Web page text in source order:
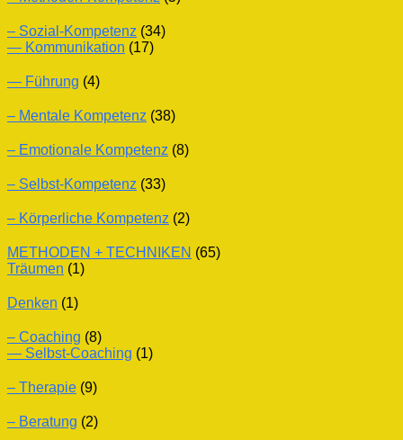
– Sozial-Kompetenz (34)
— Kommunikation (17)
— Führung (4)
– Mentale Kompetenz (38)
– Emotionale Kompetenz (8)
– Selbst-Kompetenz (33)
– Körperliche Kompetenz (2)
METHODEN + TECHNIKEN (65)
Träumen (1)
Denken (1)
– Coaching (8)
— Selbst-Coaching (1)
– Therapie (9)
– Beratung (2)